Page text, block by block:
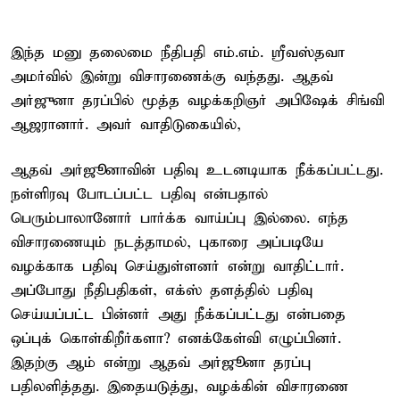
இந்த மனு தலைமை நீதிபதி எம்.எம். ஸ்ரீவஸ்தவா
அமர்வில் இன்று விசாரணைக்கு வந்தது. ஆதவ்
அர்ஜுனா தரப்பில் மூத்த வழக்கறிஞர் அபிஷேக் சிங்வி
ஆஜரானார். அவர் வாதிடுகையில்,
ஆதவ் அர்ஜூனாவின் பதிவு உடனடியாக நீக்கப்பட்டது.
நள்ளிரவு போடப்பட்ட பதிவு என்பதால்
பெரும்பாலானோர் பார்க்க வாய்ப்பு இல்லை. எந்த
விசாரணையும் நடத்தாமல், புகாரை அப்படியே
வழக்காக பதிவு செய்துள்ளனர் என்று வாதிட்டார்.
அப்போது நீதிபதிகள், எக்ஸ் தளத்தில் பதிவு
செய்யப்பட்ட பின்னர் அது நீக்கப்பட்டது என்பதை
ஒப்புக் கொள்கிறீர்களா? எனக்கேள்வி எழுப்பினர்.
இதற்கு ஆம் என்று ஆதவ் அர்ஜூனா தரப்பு
பதிலளித்தது. இதையடுத்து, வழக்கின் விசாரணை